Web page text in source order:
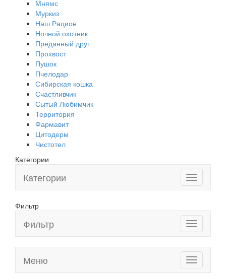
Мнямс
Муркиз
Наш Рацион
Ночной охотник
Преданный друг
Прохвост
Пушок
Пчелодар
Сибирская кошка
Счастливчик
Сытый Любимчик
Территория
Фармавит
Цитодерм
Чистотел
Категории
Toggle
navigation
Категории
Фильтр
Toggle
navigation
Фильтр
Toggle
navigation
Меню